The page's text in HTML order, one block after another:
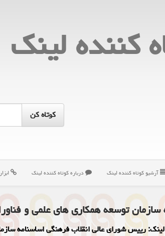
كننده لینك
آرشیو كوتاه كننده لینك درباره كوتاه كننده لینك ابزار
توسعه همکاری ­های علمی و
لینک: رییس شورای عالی انقلاب فرهنگی اساسنامه